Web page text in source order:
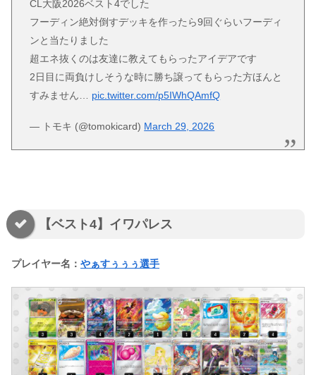
CL大阪2026ベスト4でした
フーディン絶対倒すデッキを作ったら9回ぐらいフーディ
ンと当たりました
超エネ抜くのは友達に教えてもらったアイデアです
2日目に両負けしそうな時に勝ち譲ってもらった方ほんと
すみません… pic.twitter.com/p5IWhQAmfQ
— トモキ (@tomokicard) March 29, 2026
【ベスト4】イワパレス
プレイヤー名： やぁすぅぅぅ選手